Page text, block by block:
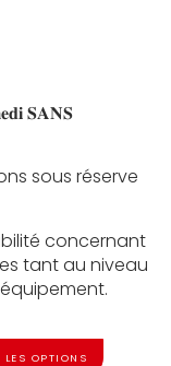
𝐒𝐀𝐍𝐒
sous réserve
concernant
tant au niveau
OPTIONS